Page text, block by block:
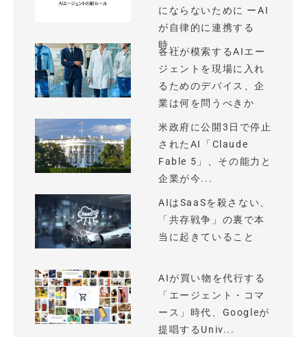
にならないために ーAI
が自律的に連携する
時...
各社が模索するAIエー
ジェントを現場に入れ
るためのデバイス、企
業は何を問うべきか
米政府に公開3日で停止
されたAI「Claude
Fable 5」、その能力と
企業が今...
AIはSaaSを殺さない、
「共存戦争」の裏で本
当に起きていること
AIが買い物を代行する
「エージェント・コマ
ース」時代、Googleが
提唱するUniv...